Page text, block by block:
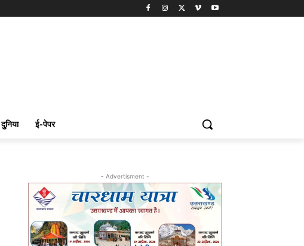
दुनिया ई-पेपर
- Advertisment -